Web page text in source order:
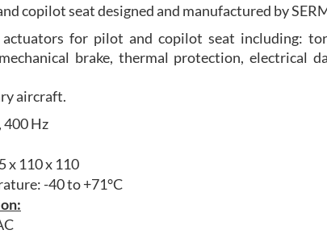
copilot seat designed and manufactured by
for pilot and copilot seat including:
brake, thermal protection, electrical
aircraft.
400 Hz
x 110 x 110
-40 to +71°C